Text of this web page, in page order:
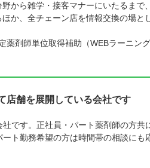
から雑学・接客マナーにいたるまで
か、全チェーン店を情報交換の場と
剤師単位取得補助（WEBラーニン
店舗を展開している会社です
です。正社員・パート薬剤師の方共
ト勤務希望の方は時間帯の相談にも